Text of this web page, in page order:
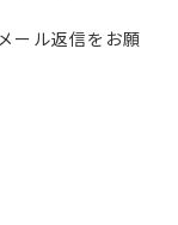
ール返信をお願